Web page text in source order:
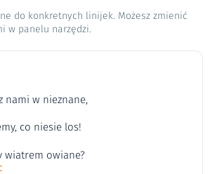
do konkretnych linijek. Możesz zmienić
w panelu narzędzi.
nami w nieznane,
co niesie los!
wiatrem owiane?